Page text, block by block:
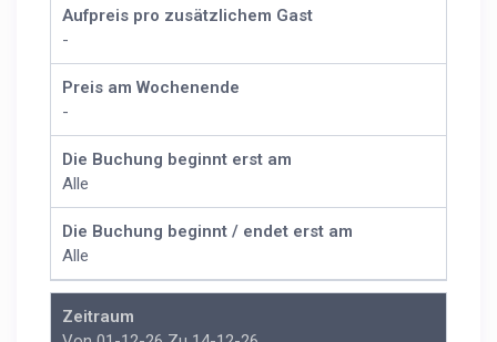
Aufpreis pro zusätzlichem Gast
-
Preis am Wochenende
-
Die Buchung beginnt erst am
Alle
Die Buchung beginnt / endet erst am
Alle
Zeitraum